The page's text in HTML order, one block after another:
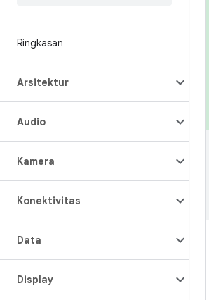
Ringkasan
Arsitektur
Audio
Kamera
Konektivitas
Data
Display